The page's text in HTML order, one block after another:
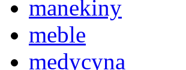
manekiny
meble
medycyna